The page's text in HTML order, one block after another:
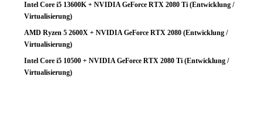
Intel Core i5 13600K + NVIDIA GeForce RTX 2080 Ti (Entwicklung /
Virtualisierung)
AMD Ryzen 5 2600X + NVIDIA GeForce RTX 2080 (Entwicklung /
Virtualisierung)
Intel Core i5 10500 + NVIDIA GeForce RTX 2080 Ti (Entwicklung /
Virtualisierung)